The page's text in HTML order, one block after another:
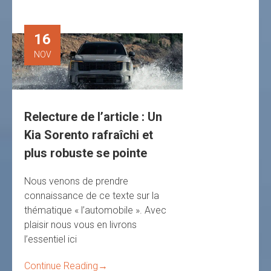
16
NOV
Relecture de l’article : Un
Kia Sorento rafraîchi et
plus robuste se pointe
Nous venons de prendre
connaissance de ce texte sur la
thématique « l’automobile ». Avec
plaisir nous vous en livrons
l’essentiel ici
Continue Reading →